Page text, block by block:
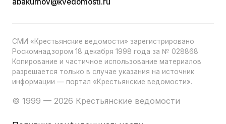
СМИ «Крестьянские ведомости» зарегистрировано
Роскомнадзором 18 декабря 1998 года за № 028868
Копирование и частичное использование материалов
разрешается только в случае указания на источник
информации — портал «Крестьянские ведомости».
© 1999 — 2026 Крестьянские ведомости